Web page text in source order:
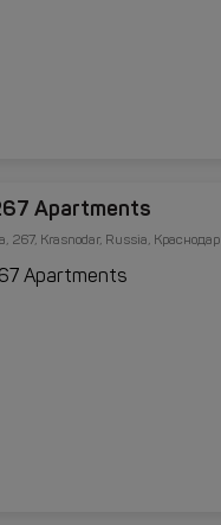
Apartments
267, Krasnodar, Russia, Краснодар